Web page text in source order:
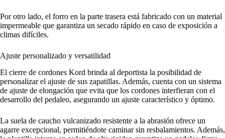
Por otro lado, el forro en la parte trasera está fabricado con un material
impermeable que garantiza un secado rápido en caso de exposición a
climas difíciles.
Ajuste personalizado y versatilidad
El cierre de cordones Kord brinda al deportista la posibilidad de
personalizar el ajuste de sus zapatillas. Además, cuenta con un sistema
de ajuste de elongación que evita que los cordones interfieran con el
desarrollo del pedaleo, asegurando un ajuste característico y óptimo.
La suela de caucho vulcanizado resistente a la abrasión ofrece un
agarre excepcional, permitiéndote caminar sin resbalamientos. Además,